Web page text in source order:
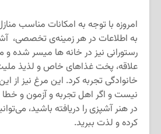
امروزه با توجه به امکانات مناسب
به اطلاعات در هر زمینه‌ی تخصصی،
رستورانی نیز در خانه ها میسر شده
علاقه، پخت غذاهای خاص و لذیذ
خانوادگی تجربه کرد. این مرغ نیز از
نیست و اگر اهل تجربه و آزمون و
در هنر آشپزی را دریافته باشید،
کرده و لذت ببرید.